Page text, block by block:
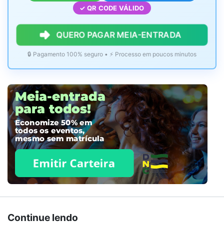
✓ QR CODE VÁLIDO
QUERO PAGAR MEIA-ENTRADA
🔒 Pagamento 100% seguro • ⚡ Processo em poucos minutos
Continue lendo